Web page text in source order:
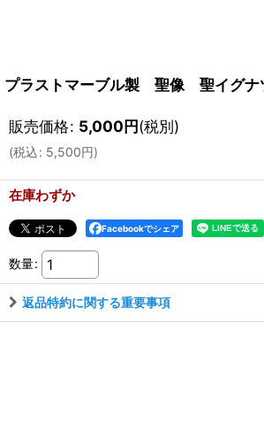
プラストマーブル製 聖像 聖イグナ
販売価格: 5,000円(税別)
(税込: 5,500円)
在庫わずか
Facebookでシェア
数量:
返品特約に関する重要事項